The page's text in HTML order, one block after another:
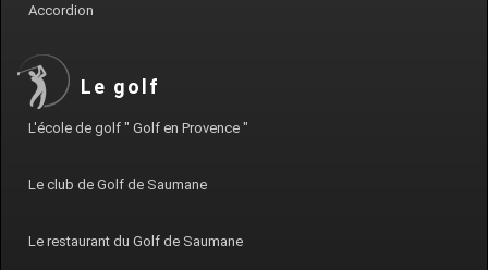
Accordion
Le golf
L'école de golf " Golf en Provence "
Le club de Golf de Saumane
Le restaurant du Golf de Saumane